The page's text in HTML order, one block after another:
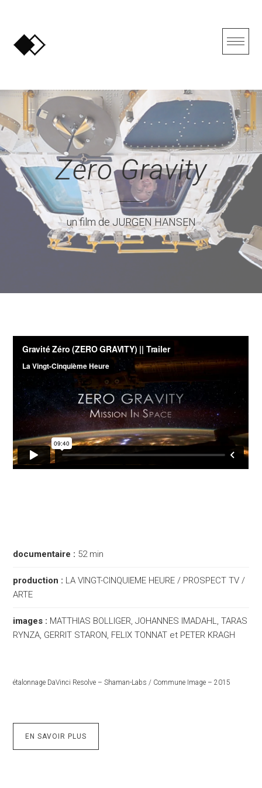
content
Zero Gravity
un film de JURGEN HANSEN
documentaire : 52 min
production : LA VINGT-CINQUIEME HEURE / PROSPECT TV /
ARTE
images : MATTHIAS BOLLIGER, JOHANNES IMADAHL, TARAS
RYNZA, GERRIT STARON, FELIX TONNAT et PETER KRAGH
étalonnage DaVinci Resolve – Shaman-Labs / Commune Image – 2015
EN SAVOIR PLUS